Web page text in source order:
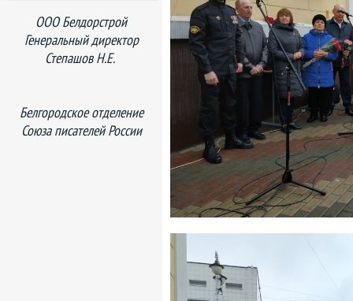
ООО Белдорстрой
Генеральный директор
Степашов Н.Е.
Белгородское отделение
Союза писателей России